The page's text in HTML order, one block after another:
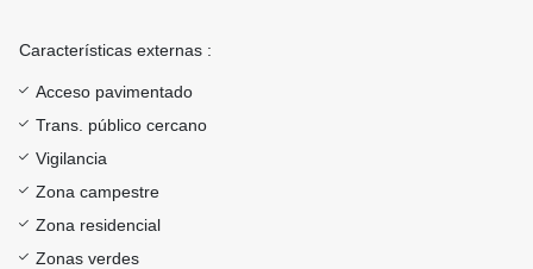
Características externas :
Acceso pavimentado
Trans. público cercano
Vigilancia
Zona campestre
Zona residencial
Zonas verdes